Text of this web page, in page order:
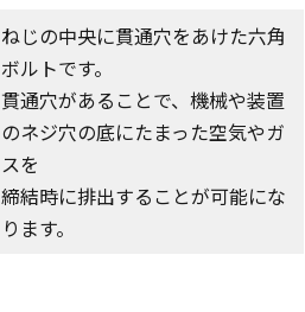
ねじの中央に貫通穴をあけた六角
ボルトです。
貫通穴があることで、機械や装置
のネジ穴の底にたまった空気やガ
スを
締結時に排出することが可能にな
ります。